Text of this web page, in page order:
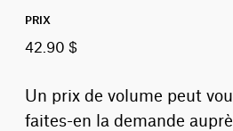
PRIX
42.90 $
Un prix de volume peut
faites-en la demande